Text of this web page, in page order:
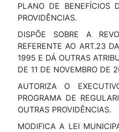
PLANO DE BENEFÍCIOS
PROVIDÊNCIAS.
DISPÕE SOBRE A
REFERENTE AO ART.23
1995 E DÁ OUTRAS
DE 11 DE NOVEMBRO DE
AUTORIZA O
PROGRAMA DE
OUTRAS PROVIDÊNCIAS.
MODIFICA A LEI